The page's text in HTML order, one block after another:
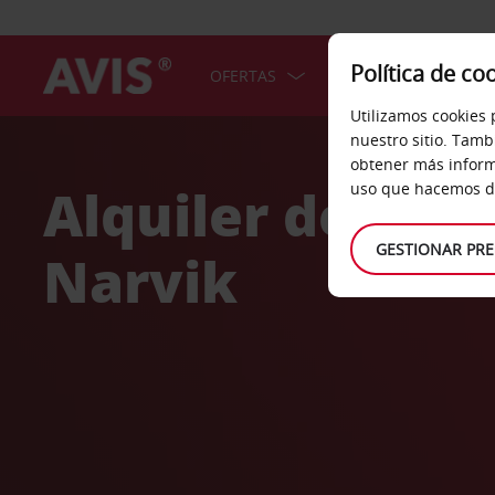
OFERTAS COCHES
Alquiler de
Narvik
Política de
Utilizamos
nuestro sitio.
obtener más
uso que hacemos
GESTIONAR